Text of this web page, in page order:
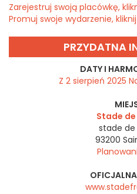
Zarejestruj swoją placówkę,
Promuj swoje wydarzenie,
PRZYDATNA
DATY I
Z 2 sierpień 2025
Stade
stade
93200